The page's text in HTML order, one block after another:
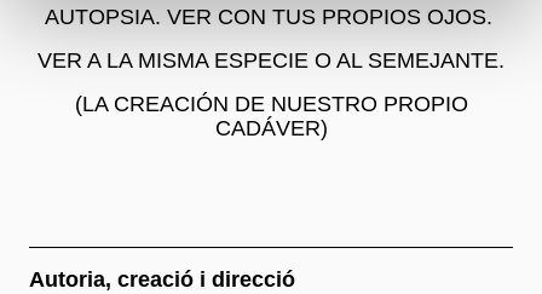
AUTOPSIA. VER CON TUS PROPIOS OJOS.
VER A LA MISMA ESPECIE O AL SEMEJANTE.
(LA CREACIÓN DE NUESTRO PROPIO
CADÁVER)
Autoria, creació i direcció